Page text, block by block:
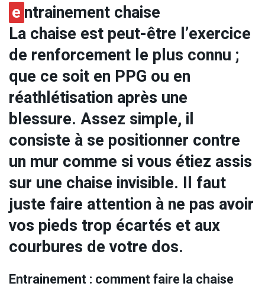
e ntrainement chaise
La chaise est peut-être l’exercice
de renforcement le plus connu ;
que ce soit en PPG ou en
réathlétisation après une
blessure. Assez simple, il
consiste à se positionner contre
un mur comme si vous étiez assis
sur une chaise invisible. Il faut
juste faire attention à ne pas avoir
vos pieds trop écartés et aux
courbures de votre dos.
Entrainement : comment faire la chaise